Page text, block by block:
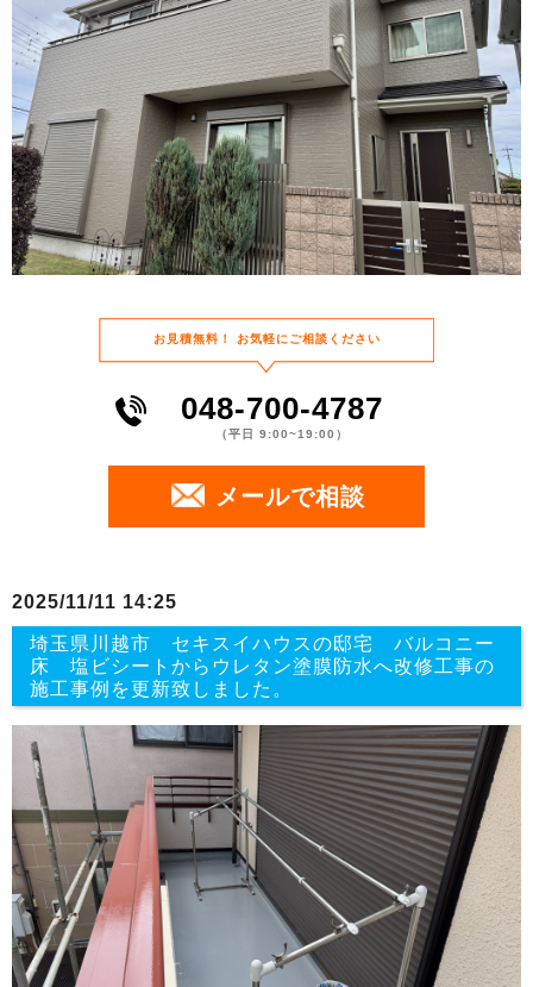
お⾒積無料！ お気軽にご相談ください
048-700-4787
（平⽇ 9:00~19:00）
メールで相談
2025/11/11 14:25
埼玉県川越市 セキスイハウスの邸宅 バルコニー
床 塩ビシートからウレタン塗膜防水へ改修工事の
施工事例を更新致しました。